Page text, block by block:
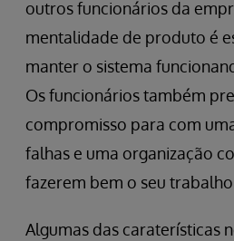
outros funcionários da
mentalidade de produto é
manter o sistema
Os funcionários também
compromisso para com
falhas e uma organização
fazerem bem o seu trabalho.
Algumas das caraterísticas